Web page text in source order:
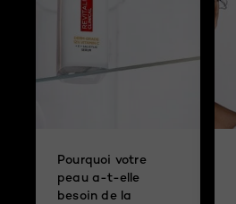
Pourquoi votre
peau a-t-elle
besoin de la